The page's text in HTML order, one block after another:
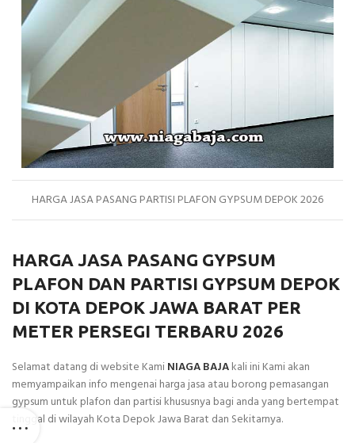
HARGA JASA PASANG PARTISI PLAFON GYPSUM DEPOK 2026
HARGA JASA PASANG GYPSUM
PLAFON DAN PARTISI GYPSUM DEPOK
DI KOTA DEPOK JAWA BARAT PER
METER PERSEGI TERBARU 2026
Selamat datang di website KamiNIAGA BAJAkali ini Kami akan
memyampaikan info mengenai harga jasa atau borong pemasangan
gypsum untuk plafon dan partisi khususnya bagi anda yang bertempat
tinggal di wilayah Kota Depok Jawa Barat dan Sekitarnya.